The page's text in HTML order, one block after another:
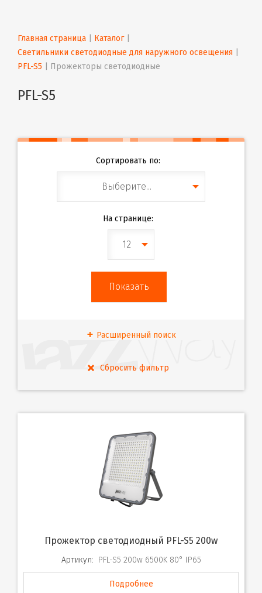
Главная страница Каталог |
Светильники светодиодные для наружного освещения
PFL-S5
Прожекторы светодиодные
PFL-S5
Сортировать по:
Выберите...
На странице:
12
Расширенный поиск
Прожектор светодиодный PFL-S5 200w
Артикул: PFL-S5 200w 6500K 80° IP65
Подробнее